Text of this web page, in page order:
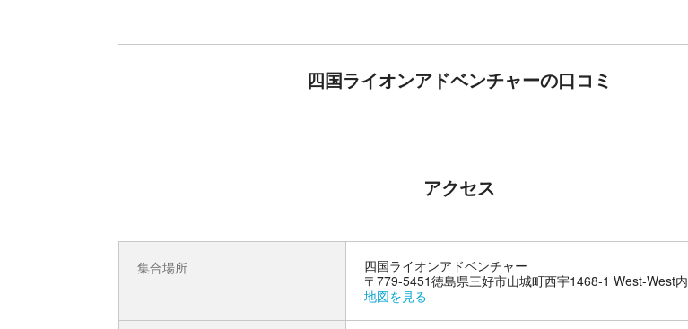
四国ライオンアドベンチャーの口コミ
アクセス
集合場所
四国ライオンアドベンチャー
〒779-5451徳島県三好市山城町西宇1468-1 West-West内
地図を見る